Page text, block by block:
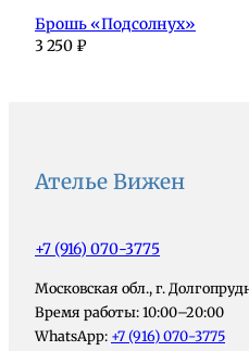
Брошь «Подсолнух»
3 250 ₽
Ателье Вижен
+7 (916) 070-3775
Московская обл., г.
Время работы: 10:00–20:00
WhatsApp: +7 (916) 070-3775